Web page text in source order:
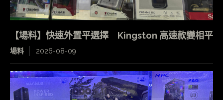
【場料】快速外置平選擇 Kingston 高速款變相平
場料 2026-08-09